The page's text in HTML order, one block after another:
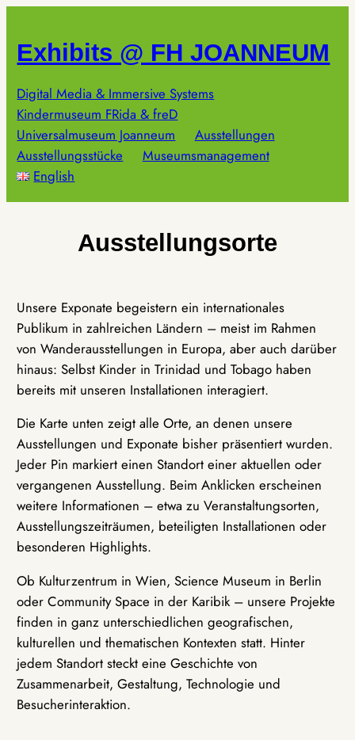
springen
Exhibits @ FH JOANNEUM
Digital Media & Immersive Systems
Kindermuseum FRida & freD
Universalmuseum Joanneum
Ausstellungen
Ausstellungsstücke
Museumsmanagement
English
Ausstellungsorte
Unsere Exponate begeistern ein internationales
Publikum in zahlreichen Ländern – meist im Rahmen
von Wanderausstellungen in Europa, aber auch darüber
hinaus: Selbst Kinder in Trinidad und Tobago haben
bereits mit unseren Installationen interagiert.
Die Karte unten zeigt alle Orte, an denen unsere
Ausstellungen und Exponate bisher präsentiert wurden.
Jeder Pin markiert einen Standort einer aktuellen oder
vergangenen Ausstellung. Beim Anklicken erscheinen
weitere Informationen – etwa zu Veranstaltungsorten,
Ausstellungszeiträumen, beteiligten Installationen oder
besonderen Highlights.
Ob Kulturzentrum in Wien, Science Museum in Berlin
oder Community Space in der Karibik – unsere Projekte
finden in ganz unterschiedlichen geografischen,
kulturellen und thematischen Kontexten statt. Hinter
jedem Standort steckt eine Geschichte von
Zusammenarbeit, Gestaltung, Technologie und
Besucherinteraktion.